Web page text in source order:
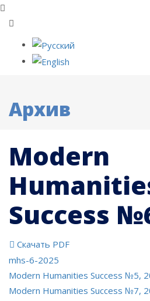
Архив
Modern
Success
Скачать PDF
mhs-6-2025
Modern Humanities Success №5,
Modern Humanities Success №7,